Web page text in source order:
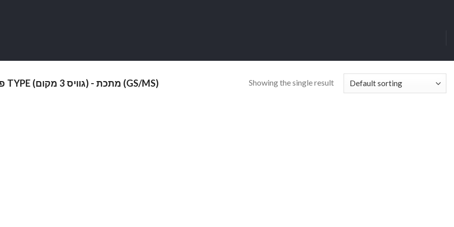
פנלים סדרת 120 TYPE (גוויס 3 מקום) - מתכת (GS/MS) Showing the single result